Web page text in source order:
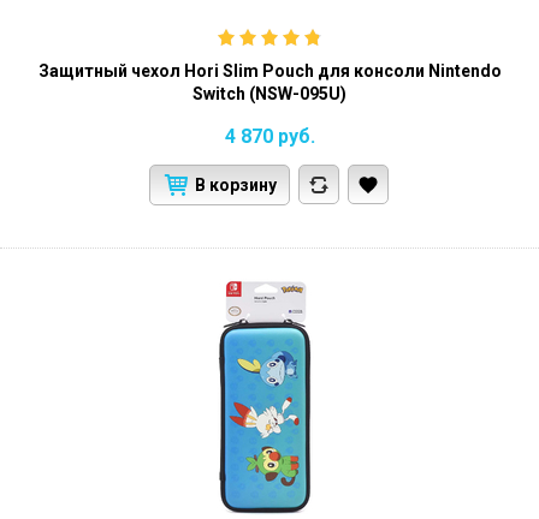
Защитный чехол Hori Slim Pouch для консоли Nintendo
Switch (NSW-095U)
4 870 руб.
В корзину